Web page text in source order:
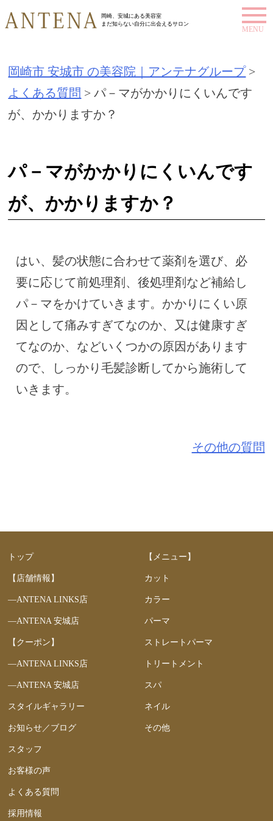
k
岡崎、安城にある美容室
まだ知らない自分に出会えるサロン
岡崎市 安城市 の美容院｜アンテナグループ>
よくある質問 >パ－マがかかりにくいんです
が、かかりますか？
パ－マがかかりにくいんです
が、かかりますか？
はい、髪の状態に合わせて薬剤を選び、必
要に応じて前処理剤、後処理剤など補給し
パ－マをかけていきます。かかりにくい原
因として痛みすぎてなのか、又は健康すぎ
てなのか、などいくつかの原因があります
ので、しっかり毛髪診断してから施術して
いきます。
その他の質問
トップ
【店舗情報】
―ANTENA LINKS店
―ANTENA 安城店
【クーポン】
―ANTENA LINKS店
―ANTENA 安城店
スタイルギャラリー
お知らせ／ブログ
スタッフ
お客様の声
よくある質問
採用情報
【メニュー】
カット
カラー
パーマ
ストレートパーマ
トリートメント
スパ
ネイル
その他